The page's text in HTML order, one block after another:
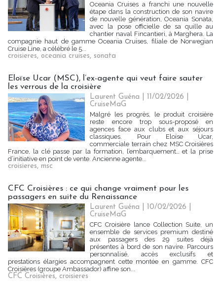
Oceania Cruises a franchi une nouvelle
étape dans la construction de son navire
de nouvelle génération, Oceania Sonata,
avec la pose officielle de sa quille au
chantier naval Fincantieri, à Marghera. La
compagnie haut de gamme Oceania Cruises, filiale de Norwegian
Cruise Line, a célébré le 5...
croisieres, oceania cruises, sonata
Eloïse Ucar (MSC), l’ex-agente qui veut faire sauter
les verrous de la croisière
Laurent Guéna | 11/02/2026
CruiseMaG
Malgré les progrès, le produit croisière
reste encore trop sous-proposé en
agences face aux clubs et aux séjours
classiques. Pour Eloïse Ucar,
commerciale terrain chez MSC Croisières
France, la clé passe par la formation, l’embarquement… et la prise
d’initiative en point de vente. Ancienne agente...
croisieres, msc
CFC Croisières : ce qui change vraiment pour les
passagers en suite du Renaissance
Laurent Guéna | 10/02/2026
CruiseMaG
CFC Croisière lance Collection Suite, un
ensemble de services premium destiné
aux passagers des 29 suites déjà
présentes à bord de son navire. Parcours
personnalisé, accès exclusifs et
prestations élargies accompagnent cette montée en gamme. CFC
Croisières (groupe Ambassador) affine son...
CFC Croisières, croisieres